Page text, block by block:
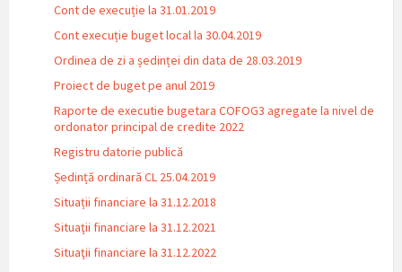
Cont de execuție la 31.01.2019
Cont execuție buget local la 30.04.2019
Ordinea de zi a ședinței din data de 28.03.2019
Proiect de buget pe anul 2019
Raporte de executie bugetara COFOG3 agregate la nivel de
ordonator principal de credite 2022
Registru datorie publică
Ședință ordinară CL 25.04.2019
Situații financiare la 31.12.2018
Situaţii financiare la 31.12.2021
Situaţii financiare la 31.12.2022